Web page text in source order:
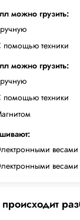
можно грузить:
помощью техники
можно грузить:
помощью техники